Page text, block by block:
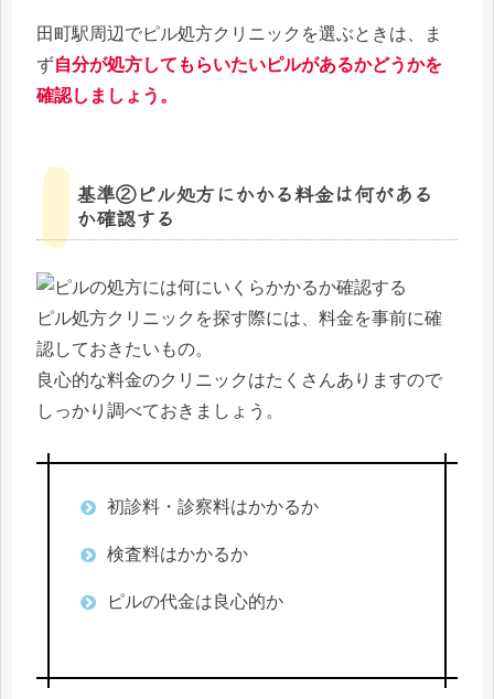
田町駅周辺でピル処方クリニックを選ぶときは、ま
ず自分が処方してもらいたいピルがあるかどうかを
確認しましょう。
基準②ピル処方にかかる料金は何がある
か確認する
ピル処方クリニックを探す際には、料金を事前に確
認しておきたいもの。
良心的な料金のクリニックはたくさんありますので
しっかり調べておきましょう。
初診料・診察料はかかるか
検査料はかかるか
ピルの代金は良心的か